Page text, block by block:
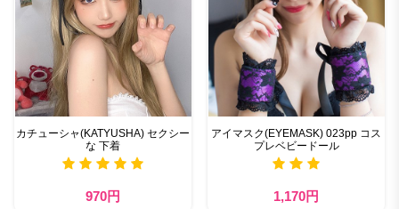
カチューシャ(KATYUSHA) セクシー
な 下着
970円
アイマスク(EYEMASK) 023pp コス
プレベビードール
1,170円